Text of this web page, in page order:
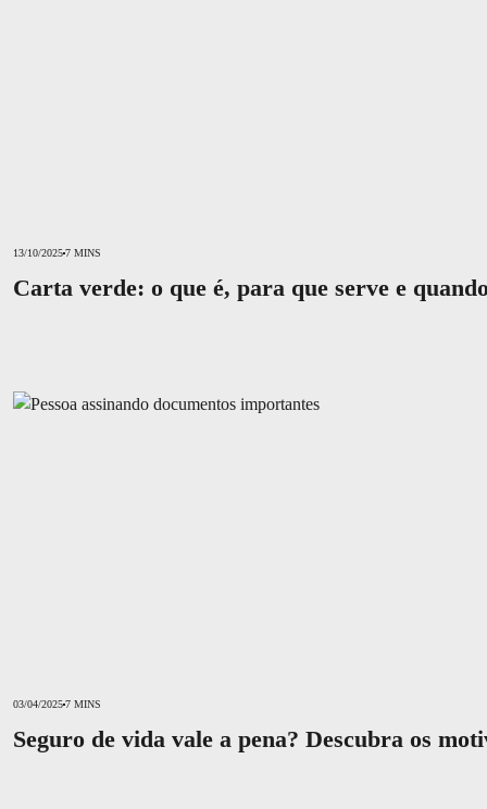
13/10/20257 MINS
Carta verde: o que é, para que serve e
Seguro de vida vale a pena? Descubra os motivos para contratar o
03/04/20257 MINS
Seguro de vida vale a pena? Descubra os